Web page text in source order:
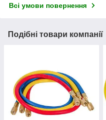
Всі умови повернення
Подібні товари компанії